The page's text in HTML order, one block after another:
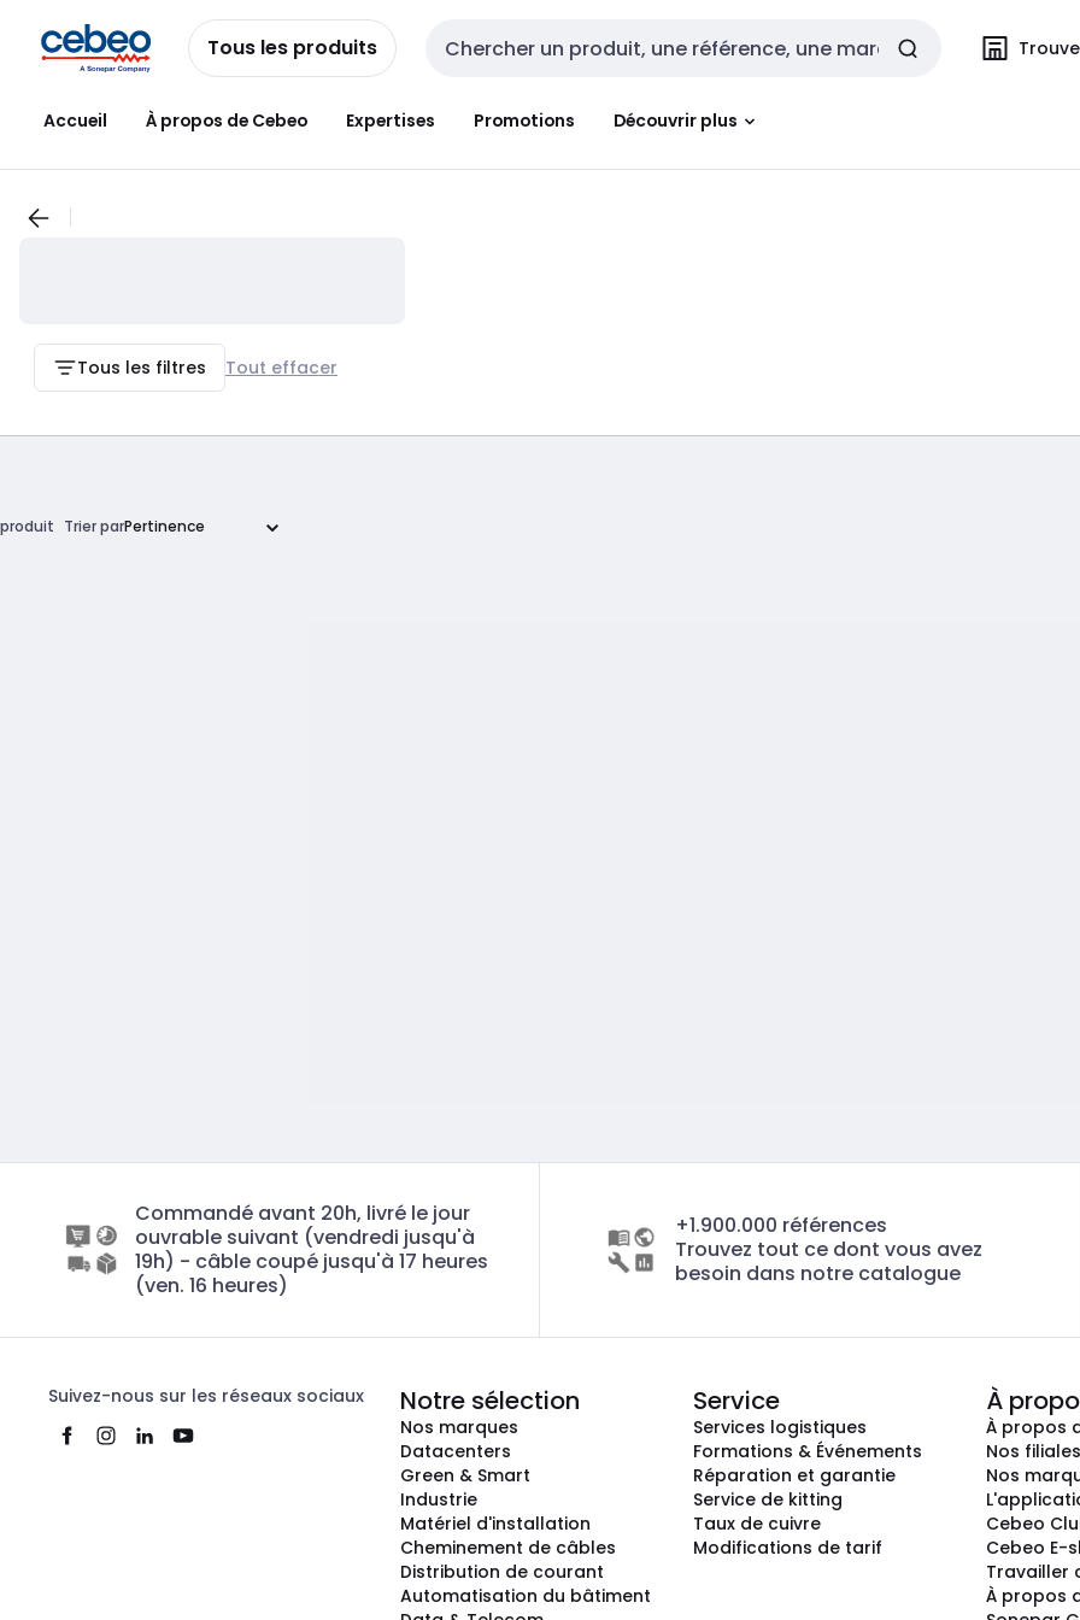
navigationau
contenu
Tous les produits Entrée de recherche
Accueil À propos de Cebeo Expertises Promotions Découvrir plus
Tous les filtres Tout effacer
produit Trier par
Commandé avant 20h, livré le jour
ouvrable suivant (vendredi jusqu'à
19h) - câble coupé jusqu'à 17 heures
(ven. 16 heures)
+1.900.000 références
Trouvez tout ce dont vous avez
besoin dans notre catalogue
Suivez-nous sur les réseaux sociaux Notre sélection
Nos marques
Datacenters
Green & Smart
Industrie
Matériel d'installation
Cheminement de câbles
Distribution de courant
Automatisation du bâtiment
Service
Services logistiques
Formations & Événements
Réparation et garantie
Service de kitting
Taux de cuivre
Modifications de tarif
À
À propos
Nos filiales
Nos
Cebeo
Cebeo E-
Travailler
À propos